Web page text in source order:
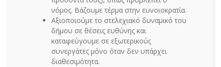
νόμος. Βάζουμε τέρμα στην ευνοιοκρατία.
Αξιοποιούμε το στελεχιακό δυναμικό του
δήμου σε θέσεις ευθύνης και
καταφεύγουμε σε εξωτερικούς
συνεργάτες μόνο όταν δεν υπάρχει
διαθεσιμότητα.